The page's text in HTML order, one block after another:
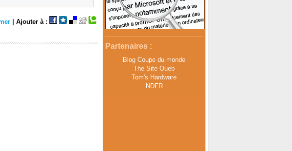
Partenaires :
Blog Coupe du monde
The Site Oueb
Tom's Hardware
NDFR
| Ajouter à :